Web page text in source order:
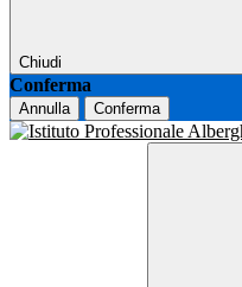
Chiudi
Conferma
Annulla Conferma